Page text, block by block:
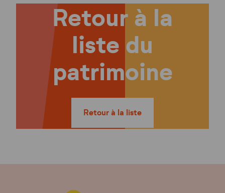
Retour à la
liste du
patrimoine
Retour à la liste